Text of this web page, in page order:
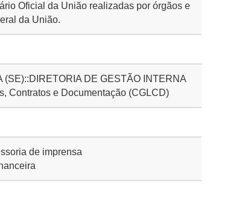
Oficial da União realizadas por órgãos e
da União.
DE GESTÃO INTERNA
Contratos e Documentação (CGLCD)
de imprensa